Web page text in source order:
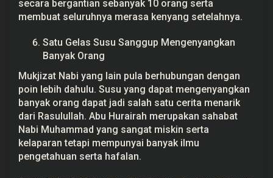
secara bergantian sebanyak 10 orang serta
membuat seluruhnya merasa kenyang setelahnya.
Satu Gelas Susu Sanggup Mengenyangkan
Banyak Orang
Mukjizat Nabi yang lain pula berhubungan dengan
poin lebih dahulu. Susu yang dapat mengenyangkan
banyak orang dapat jadi salah satu cerita menarik
dari Rasulullah. Abu Hurairah merupakan sahabat
Nabi Muhammad yang sangat miskin serta
kelaparan tetapi mempunyai banyak ilmu
pengetahuan serta hafalan.